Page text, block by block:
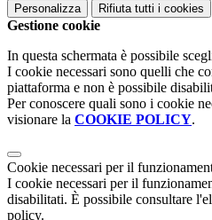
Personalizza Rifiuta tutti i cookies
Gestione cookie
In questa schermata è possibile
I cookie necessari sono quelli che
piattaforma e non è possibile
Per conoscere quali sono i cookie
visionare la COOKIE POLICY.
Cookie necessari per il
I cookie necessari per il
disabilitati. È possibile consultare
policy.